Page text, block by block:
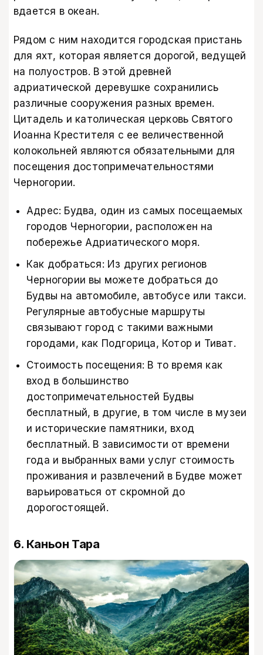
вдается в океан.
Рядом с ним находится городская пристань
для яхт, которая является дорогой, ведущей
на полуостров. В этой древней
адриатической деревушке сохранились
различные сооружения разных времен.
Цитадель и католическая церковь Святого
Иоанна Крестителя с ее величественной
колокольней являются обязательными для
посещения достопримечательностями
Черногории.
Адрес: Будва, один из самых посещаемых
городов Черногории, расположен на
побережье Адриатического моря.
Как добраться: Из других регионов
Черногории вы можете добраться до
Будвы на автомобиле, автобусе или такси.
Регулярные автобусные маршруты
связывают город с такими важными
городами, как Подгорица, Котор и Тиват.
Стоимость посещения: В то время как
вход в большинство
достопримечательностей Будвы
бесплатный, в другие, в том числе в музеи
и исторические памятники, вход
бесплатный. В зависимости от времени
года и выбранных вами услуг стоимость
проживания и развлечений в Будве может
варьироваться от скромной до
дорогостоящей.
6. Каньон Тара